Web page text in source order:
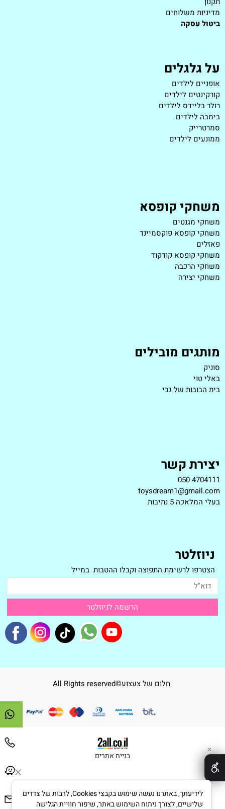
מדיניות משלוחים
ביטול עסקה
על גלגלים
אופניים לילדים
קורקינטים לילדים
רולר בליידס לילדים
בימבה לילדים
סמרטרייק
ממונעים לילדים
משחקי קופסא
משחקי מגנטים
משחקי קופסא פוקסמיינד
פאזלים
משחקי קופסא קודקוד
משחקי הרכבה
משחקי יצירה
מותגים מובילים
סוניק
באלי טוי
בית הבובות של גבי
יצירת קשר
050-4704111
toysdream1@gmail.com
בעלי המלאכה 5 נתיבות
ניוזלטר
הצטרפו לרשימת התפוצה וקבלו ההטבות במייל
חלום של צעצוע©All Rights reserved
בניית אתרים
✕
לידיעתך, באתרנו נעשה שימוש בקבצי Cookies, לרבות של צדדים
שלישיים, לצורך ניתוח השימוש באתר, שיפור חוויית הגלישה